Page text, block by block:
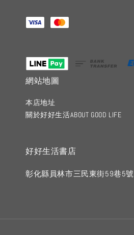
網站地圖
本店地址
關於好好生活ABOUT GOOD LIFE
好好生活書店
彰化縣員林市三民東街59巷5號